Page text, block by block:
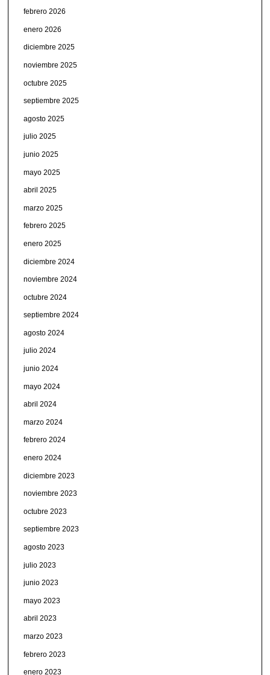
febrero 2026
enero 2026
diciembre 2025
noviembre 2025
octubre 2025
septiembre 2025
agosto 2025
julio 2025
junio 2025
mayo 2025
abril 2025
marzo 2025
febrero 2025
enero 2025
diciembre 2024
noviembre 2024
octubre 2024
septiembre 2024
agosto 2024
julio 2024
junio 2024
mayo 2024
abril 2024
marzo 2024
febrero 2024
enero 2024
diciembre 2023
noviembre 2023
octubre 2023
septiembre 2023
agosto 2023
julio 2023
junio 2023
mayo 2023
abril 2023
marzo 2023
febrero 2023
enero 2023